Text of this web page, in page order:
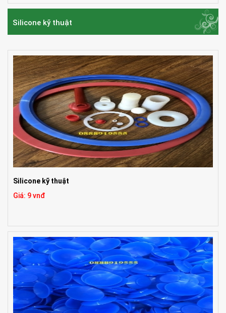
Silicone kỹ thuật
Silicone kỹ thuật
Giá: 9 vnđ